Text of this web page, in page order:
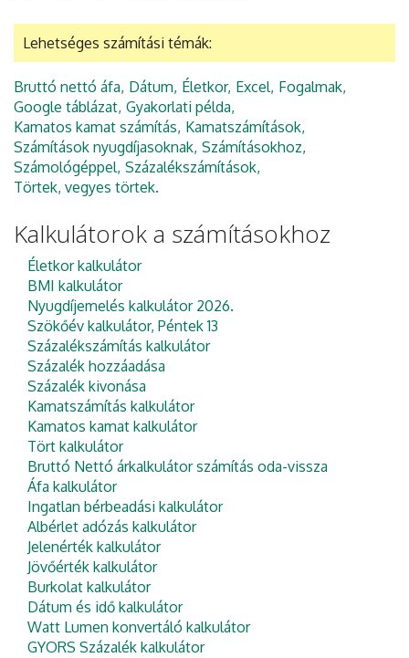
Lehetséges számítási témák:
Bruttó nettó áfa Dátum Életkor Excel Fogalmak
Google táblázat Gyakorlati példa
Kamatos kamat számítás Kamatszámítások
Számítások nyugdíjasoknak Számításokhoz
Számológéppel Százalékszámítások
Törtek, vegyes törtek
Kalkulátorok a számításokhoz
Életkor kalkulátor
BMI kalkulátor
Nyugdíjemelés kalkulátor 2026.
Szökőév kalkulátor, Péntek 13
Százalékszámítás kalkulátor
Százalék hozzáadása
Százalék kivonása
Kamatszámítás kalkulátor
Kamatos kamat kalkulátor
Tört kalkulátor
Bruttó Nettó árkalkulátor számítás oda-vissza
Áfa kalkulátor
Ingatlan bérbeadási kalkulátor
Albérlet adózás kalkulátor
Jelenérték kalkulátor
Jövőérték kalkulátor
Burkolat kalkulátor
Dátum és idő kalkulátor
Watt Lumen konvertáló kalkulátor
GYORS Százalék kalkulátor